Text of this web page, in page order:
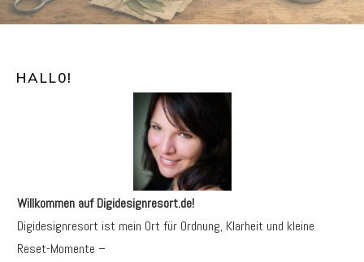
HALL0!
Willkommen auf Digidesignresort.de!
Digidesignresort ist mein Ort für Ordnung, Klarheit und kleine
Reset-Momente –